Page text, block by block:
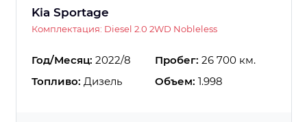
Kia Sportage
Комплектация: Diesel 2.0 2WD Nobleless
Год/Месяц: 2022/8 Пробег: 26 700 км.
Топливо: Дизель Объем: 1.998